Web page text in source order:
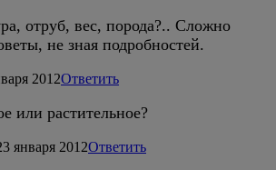
отруб, вес, порода?.. Сложно
не зная подробностей.
2012Ответить
или растительное?
января 2012Ответить